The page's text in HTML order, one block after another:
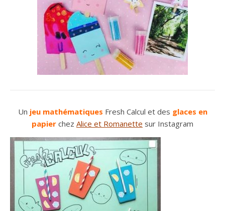
Un jeu mathématiques Fresh Calcul et des glaces en
papier chez Alice et Romanette sur Instagram